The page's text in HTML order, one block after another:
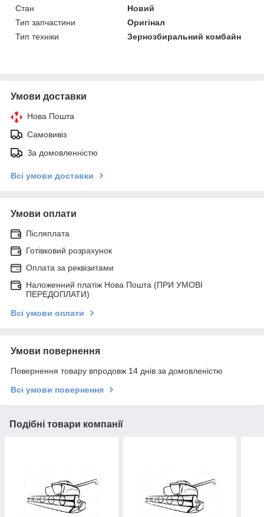
Стан
Новий
Тип запчастини
Оригінал
Тип техніки
Зернозбиральний комбайн
Умови доставки
Нова Пошта
Самовивіз
За домовленністю
Всі умови доставки
Умови оплати
Післяплата
Готівковий розрахунок
Оплата за реквізитами
Наложенний платіж Нова Пошта (ПРИ УМОВІ
ПЕРЕДОПЛАТИ)
Всі умови оплати
Умови повернення
Повернення товару впродовж 14 днів за домовленістю
Всі умови повернення
Подібні товари компанії